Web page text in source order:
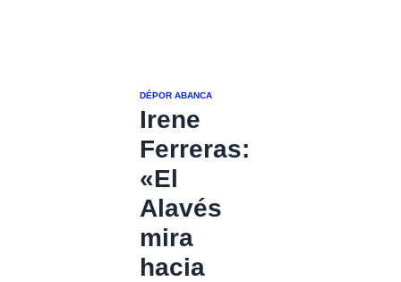
DÉPOR ABANCA
Irene
Ferreras:
«El
Alavés
mira
hacia